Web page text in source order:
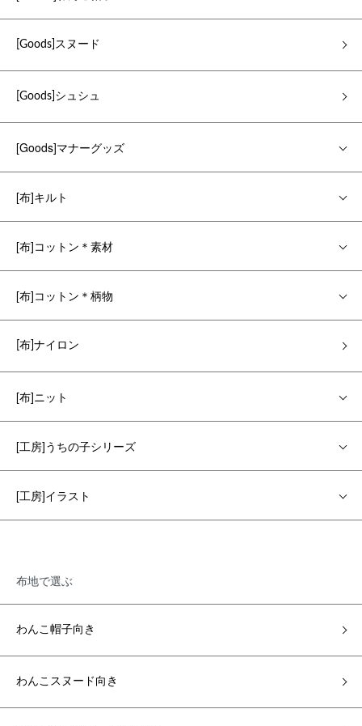
[Goods]スヌード
[Goods]シュシュ
[Goods]マナーグッズ
[布]キルト
[布]コットン＊素材
[布]コットン＊柄物
[布]ナイロン
[布]ニット
[工房]うちの子シリーズ
[工房]イラスト
布地で選ぶ
わんこ帽子向き
わんこスヌード向き